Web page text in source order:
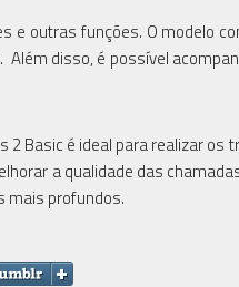
e outras funções. O modelo
disso, é possível
2 Basic é ideal para realizar os
a qualidade das
mais profundos.